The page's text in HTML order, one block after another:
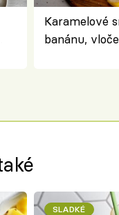
Karamelové
banánu,
SLADKÉ